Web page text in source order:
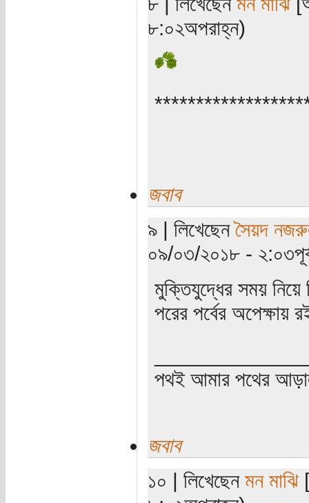
৮:০২অপরাহ্ন)
জবাব
৯ | লিখেছেনসৈয়দ
০৯/০৩/২০১৮ -
মুক্তিযুদ্ধের সময়
পরের পর্বের অপেক্ষায়
পথই আমার পথের
জবাব
১০ | লিখেছেন মন মাঝি